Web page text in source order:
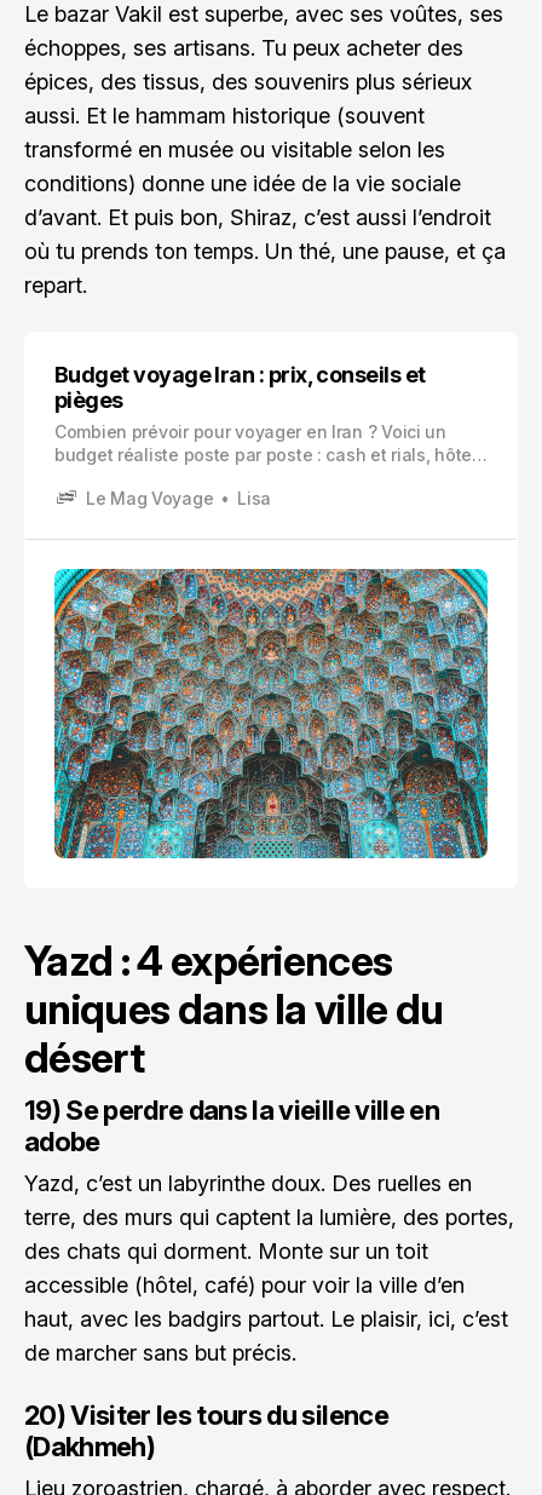
Le bazar Vakil est superbe, avec ses voûtes, ses
échoppes, ses artisans. Tu peux acheter des
épices, des tissus, des souvenirs plus sérieux
aussi. Et le hammam historique (souvent
transformé en musée ou visitable selon les
conditions) donne une idée de la vie sociale
d’avant. Et puis bon, Shiraz, c’est aussi l’endroit
où tu prends ton temps. Un thé, une pause, et ça
repart.
Budget voyage Iran : prix, conseils et
pièges
Combien prévoir pour voyager en Iran ? Voici un
budget réaliste poste par poste : cash et rials, hôtels
Ispahan, Persépolis, déserts et frais souvent
Le Mag Voyage Lisa
Yazd : 4 expériences
uniques dans la ville du
désert
19) Se perdre dans la vieille ville en
adobe
Yazd, c’est un labyrinthe doux. Des ruelles en
terre, des murs qui captent la lumière, des portes,
des chats qui dorment. Monte sur un toit
accessible (hôtel, café) pour voir la ville d’en
haut, avec les badgirs partout. Le plaisir, ici, c’est
de marcher sans but précis.
20) Visiter les tours du silence
(Dakhmeh)
Lieu zoroastrien, chargé, à aborder avec respect.